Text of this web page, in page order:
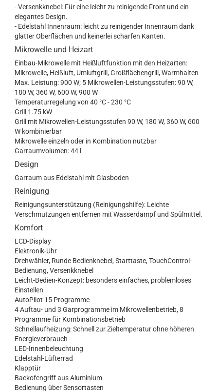
- Versenkknebel: Für eine leicht zu reinigende Front und ein
elegantes Design.
- Edelstahl Innenraum: leicht zu reinigender Innenraum dank
glatter Oberflächen und keinerlei scharfen Kanten.
Mikrowelle und Heizart
Einbau-Mikrowelle mit Heißluftfunktion mit den Heizarten:
Mikrowelle, Heißluft, Umluftgrill, Großflächengrill, Warmhalten
Max. Leistung: 900 W; 5 Mikrowellen-Leistungsstufen: 90 W,
180 W, 360 W, 600 W, 900 W
Temperaturregelung von 40 °C - 230 °C
Grill 1.75 kW
Grill mit Mikrowellen-Leistungsstufen 90 W, 180 W, 360 W, 600
W kombinierbar
Mikrowelle einzeln oder in Kombination nutzbar
Garraumvolumen: 44 l
Design
Garraum aus Edelstahl mit Glasboden
Reinigung
Reinigungsunterstützung (Reinigungshilfe): Leichte
Verschmutzungen entfernen mit Wasserdampf und Spülmittel.
Komfort
LCD-Display
Elektronik-Uhr
Drehwähler, Runde Bedienknebel, Starttaste, TouchControl-
Bedienung, Versenkknebel
Leicht-Bedien-Konzept: besonders einfaches, problemloses
Einstellen
AutoPilot 15 Programme
4 Auftau- und 3 Garprogramme im Mikrowellenbetrieb, 8
Programme für Kombinationsbetrieb
Schnellaufheizung: Schnell zur Zieltemperatur ohne höheren
Energieverbrauch
LED-Innenbeleuchtung
Edelstahl-Lüfterrad
Klapptür
Backofengriff aus Aluminium
Bedienung über Sensortasten